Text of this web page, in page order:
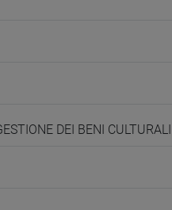
DEI BENI CULTURALI